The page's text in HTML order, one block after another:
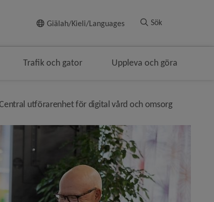
Giälah/Kieli/Languages Sök
Trafik och gator Uppleva och göra
i brödsmulenavigeringen
utförarenhet för digital vård och omsorgnivå i